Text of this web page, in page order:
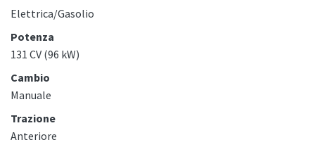
Elettrica/Gasolio
Potenza
131 CV (96 kW)
Cambio
Manuale
Trazione
Anteriore